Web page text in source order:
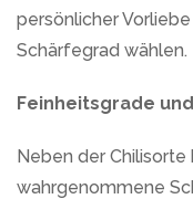
persönlicher
Schärfegrad wählen.
Feinheitsgrade
Neben der
wahrgenommene